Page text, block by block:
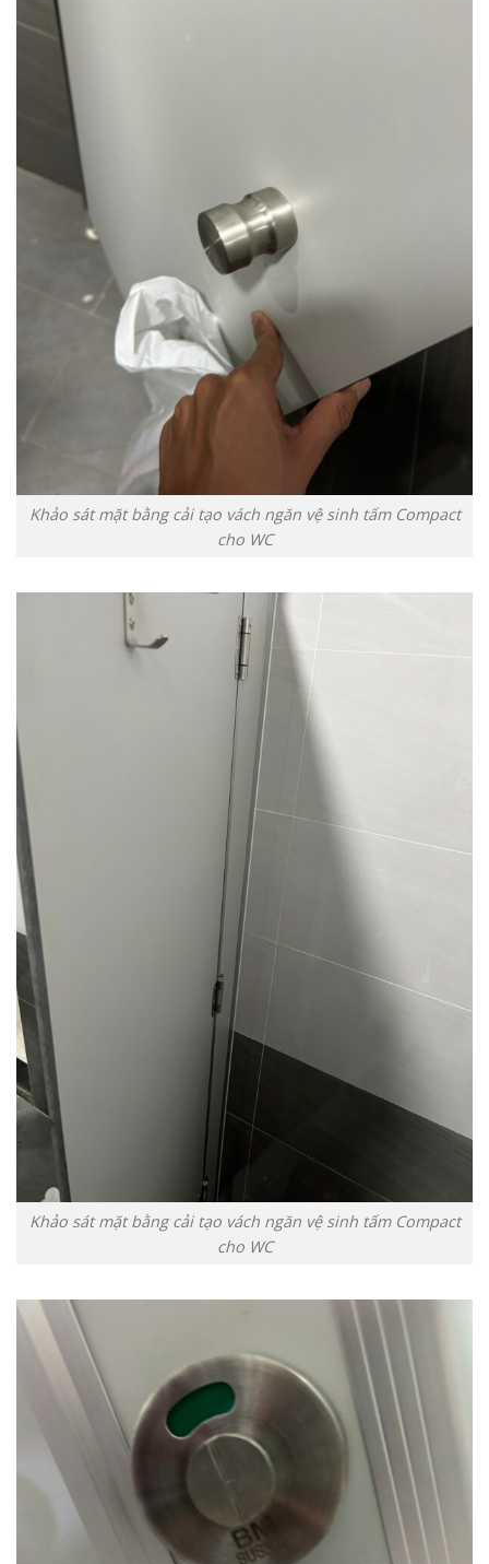
Khảo sát mặt bằng cải tạo vách ngăn vệ sinh tấm Compact
cho WC
Khảo sát mặt bằng cải tạo vách ngăn vệ sinh tấm Compact
cho WC